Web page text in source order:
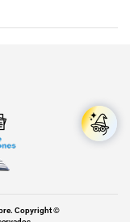
Copyright ©